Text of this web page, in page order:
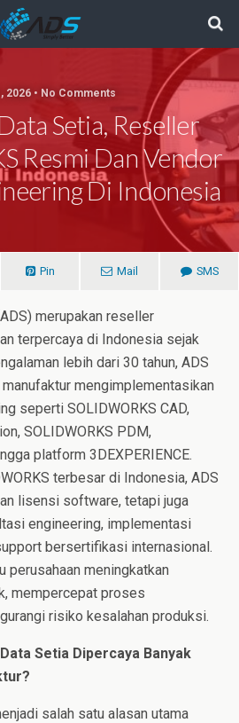
2026 • No Comments
Setia, Reseller
Resmi Dan Vendor
Di Indonesia
Pin Mail SMS
merupakan reseller
terpercaya di Indonesia sejak
lebih dari 30 tahun, ADS
mengimplementasikan
seperti SOLIDWORKS CAD,
SOLIDWORKS PDM,
platform 3DEXPERIENCE.
terbesar di Indonesia, ADS
lisensi software, tetapi juga
engineering, implementasi
bersertifikasi internasional.
perusahaan meningkatkan
mempercepat proses
risiko kesalahan produksi.
Setia Dipercaya Banyak
salah satu alasan utama